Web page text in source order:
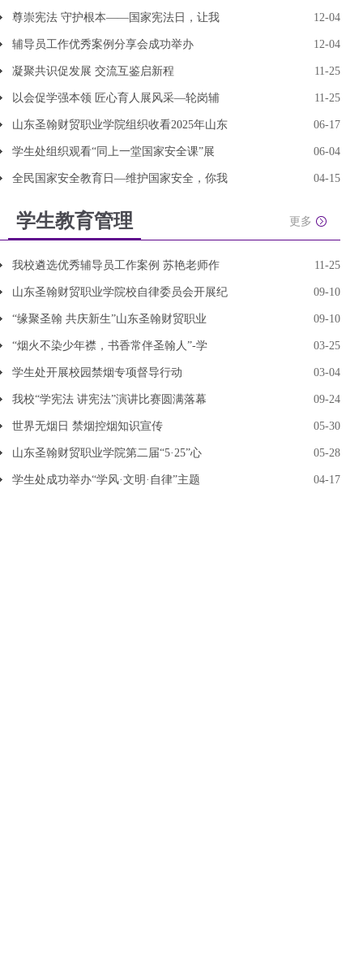
尊崇宪法 守护根本——国家宪法日，让我 12-04
辅导员工作优秀案例分享会成功举办 12-04
凝聚共识促发展 交流互鉴启新程 11-25
以会促学强本领 匠心育人展风采—轮岗辅 11-25
山东圣翰财贸职业学院组织收看2025年山东 06-17
学生处组织观看“同上一堂国家安全课”展 06-04
全民国家安全教育日—维护国家安全，你我 04-15
学生教育管理 更多
我校遴选优秀辅导员工作案例 苏艳老师作 11-25
山东圣翰财贸职业学院校自律委员会开展纪 09-10
“缘聚圣翰 共庆新生”山东圣翰财贸职业 09-10
“烟火不染少年襟，书香常伴圣翰人”-学 03-25
学生处开展校园禁烟专项督导行动 03-04
我校“学宪法 讲宪法”演讲比赛圆满落幕 09-24
世界无烟日 禁烟控烟知识宣传 05-30
山东圣翰财贸职业学院第二届“5·25”心 05-28
学生处成功举办“学风·文明·自律”主题 04-17